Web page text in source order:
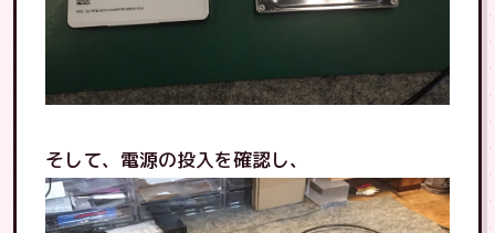
そして、電源の投入を確認し、